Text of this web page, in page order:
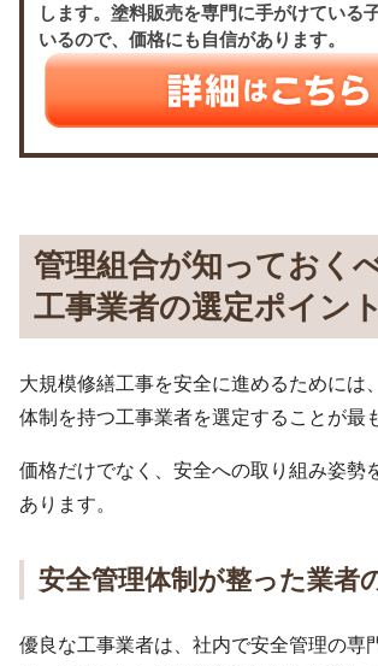
します。塗料販売を専門に手がけている
いるので、価格にも自信があります。
管理組合が知っておく
工事業者の選定ポイント
大規模修繕工事を安全に進めるためには
体制を持つ工事業者を選定することが最
価格だけでなく、安全への取り組み姿勢
あります。
安全管理体制が整った業者
優良な工事業者は、社内で安全管理の専